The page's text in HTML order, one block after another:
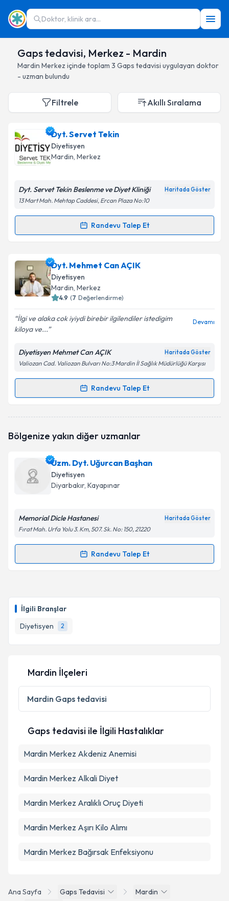
Doktor, klinik ara...
Gaps tedavisi, Merkez - Mardin
Mardin Merkez içinde toplam 3 Gaps tedavisi uygulayan doktor
- uzman bulundu
İlgili Branşlar
Diyetisyen
2
Filtrele Akıllı Sıralama
Dyt. Servet Tekin
Diyetisyen
Mardin, Merkez
Dyt. Servet Tekin Beslenme ve Diyet Kliniği Haritada Göster
13 Mart Mah. Mehtap Caddesi, Ercan Plaza No:10
Randevu Talep Et
Randevu Takvimi Talebi
Dyt. Servet Tekiniçin randevu takvimi talebi
oluşturun. Size bu uzmandan randevu almanız için bir
takvim hazırlandığında e-posta ile bilgilendireceğiz.
Kişisel verilerimin işlenmesine ilişkin
Aydınlatma
Metni'ni okudum ve kişisel verilerimin belirtilen
kapsamda işlenmesini kabul ediyorum.
Dyt. Mehmet Can AÇIK
Diyetisyen
Mardin, Merkez
4.9 (7 Değerlendirme)
İlgi ve alaka cok iyiydi birebir ilgilendiler istedigim
kiloya ve...
Devamı
Diyetisyen Mehmet Can AÇIK Haritada Göster
Valiozan Cad. Valiozan Bulvarı No:3 Mardin İl Sağlık Müdürlüğü Karşısı
Randevu Talep Et
Randevu Takvimi Talebi
oluşturun. Size bu uzmandan randevu almanız için bir
E-posta Adresiniz
Kişisel verilerimin işlenmesine ilişkin
Aydınlatma
Metni'ni okudum ve kişisel verilerimin belirtilen
Bölgenize yakın diğer uzmanlar
Uzm. Dyt. Uğurcan Başhan
Diyetisyen
Diyarbakır, Kayapınar
Memorial Dicle Hastanesi Haritada Göster
Fırat Mah. Urfa Yolu 3. Km, 507. Sk. No: 150, 21220
Randevu Talep Et
Randevu Takvimi Talebi
için bir takvim hazırlandığında e-posta ile
bilgilendireceğiz.
E-posta Adresiniz
Kişisel verilerimin işlenmesine ilişkin
Metni'ni okudum ve kişisel verilerimin belirtilen
Ana Sayfa Gaps Tedavisi
Mardin
Mardin İlçeleri
Mardin Gaps tedavisi
Gaps tedavisi ile İlgili Hastalıklar
Mardin Merkez Akdeniz Anemisi
Mardin Merkez Alkali Diyet
Mardin Merkez Aralıklı Oruç Diyeti
Mardin Merkez Aşırı Kilo Alımı
Mardin Merkez Bağırsak Enfeksiyonu